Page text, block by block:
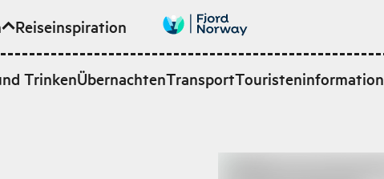
TrinkenÜbernachtenTransportTouristeninformation
Reiseinspiration